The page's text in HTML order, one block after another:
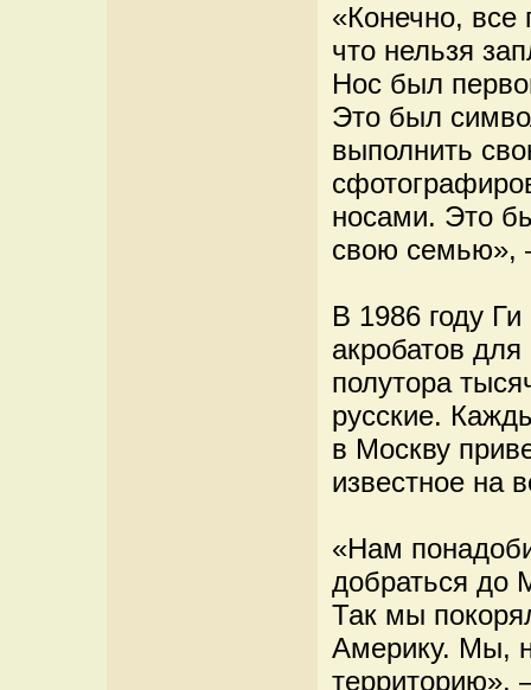
«Конечно, все
что нельзя
Нос был
Это был
выполнить
носами. Это
свою семью»,
В 1986 году
акробатов
полутора
русские.
в Москву
известное на
«Нам
добраться до
Так мы
Америку. Мы,
территорию»,